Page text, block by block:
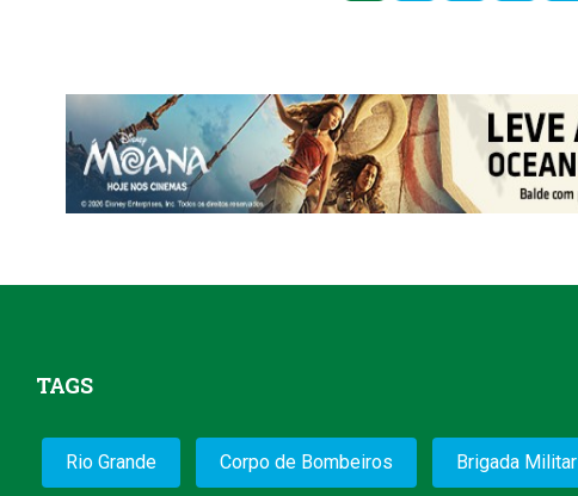
TAGS
Rio Grande Corpo de Bombeiros Brigada Militar